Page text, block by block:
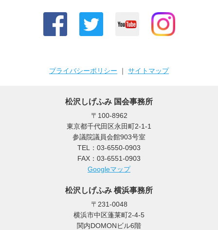
プライバシーポリシー ｜ サイトマップ
松沢しげふみ 国会事務所
〒100-8962
東京都千代田区永田町2-1-1
参議院議員会館903号室
TEL：03-6550-0903
FAX：03-6551-0903
Googleマップ
松沢しげふみ 横浜事務所
〒231-0048
横浜市中区蓬莱町2-4-5
関内DOMONビル6階